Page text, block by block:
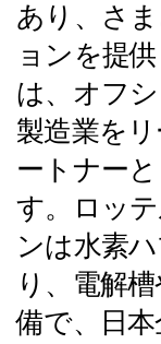
あり、さ
ョンを提
は、オフ
製造業を
ートナー
す。ロッ
ンは水素
り、電解
備で、日本